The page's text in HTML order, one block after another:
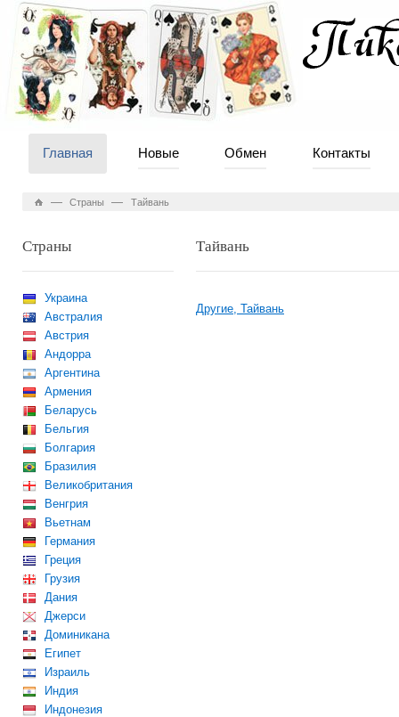
Главная Новые Обмен Контакты
— Страны — Тайвань
Страны
Украина
Австралия
Австрия
Андорра
Аргентина
Армения
Беларусь
Бельгия
Болгария
Бразилия
Великобритания
Венгрия
Вьетнам
Германия
Греция
Грузия
Дания
Джерси
Доминикана
Египет
Израиль
Индия
Индонезия
Тайвань
Другие, Тайвань